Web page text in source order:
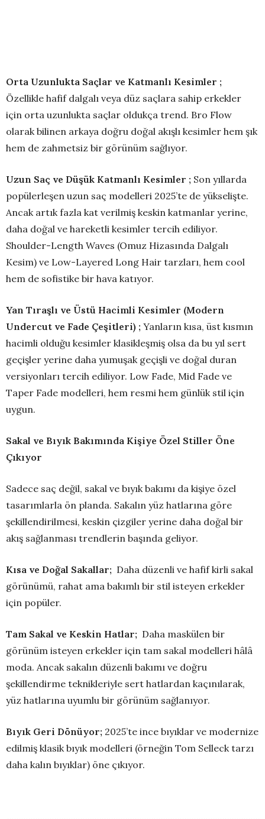
Orta Uzunlukta Saçlar ve Katmanlı Kesimler ;
Özellikle hafif dalgalı veya düz saçlara sahip erkekler
için orta uzunlukta saçlar oldukça trend. Bro Flow
olarak bilinen arkaya doğru doğal akışlı kesimler hem şık
hem de zahmetsiz bir görünüm sağlıyor.
Uzun Saç ve Düşük Katmanlı Kesimler ; Son yıllarda
popülerleşen uzun saç modelleri 2025’te de yükselişte.
Ancak artık fazla kat verilmiş keskin katmanlar yerine,
daha doğal ve hareketli kesimler tercih ediliyor.
Shoulder-Length Waves (Omuz Hizasında Dalgalı
Kesim) ve Low-Layered Long Hair tarzları, hem cool
hem de sofistike bir hava katıyor.
Yan Tıraşlı ve Üstü Hacimli Kesimler (Modern
Undercut ve Fade Çeşitleri) ; Yanların kısa, üst kısmın
hacimli olduğu kesimler klasikleşmiş olsa da bu yıl sert
geçişler yerine daha yumuşak geçişli ve doğal duran
versiyonları tercih ediliyor. Low Fade, Mid Fade ve
Taper Fade modelleri, hem resmi hem günlük stil için
uygun.
Sakal ve Bıyık Bakımında Kişiye Özel Stiller Öne
Çıkıyor
Sadece saç değil, sakal ve bıyık bakımı da kişiye özel
tasarımlarla ön planda. Sakalın yüz hatlarına göre
şekillendirilmesi, keskin çizgiler yerine daha doğal bir
akış sağlanması trendlerin başında geliyor.
Kısa ve Doğal Sakallar; Daha düzenli ve hafif kirli sakal
görünümü, rahat ama bakımlı bir stil isteyen erkekler
için popüler.
Tam Sakal ve Keskin Hatlar; Daha maskülen bir
görünüm isteyen erkekler için tam sakal modelleri hâlâ
moda. Ancak sakalın düzenli bakımı ve doğru
şekillendirme teknikleriyle sert hatlardan kaçınılarak,
yüz hatlarına uyumlu bir görünüm sağlanıyor.
Bıyık Geri Dönüyor; 2025’te ince bıyıklar ve modernize
edilmiş klasik bıyık modelleri (örneğin Tom Selleck tarzı
daha kalın bıyıklar) öne çıkıyor.